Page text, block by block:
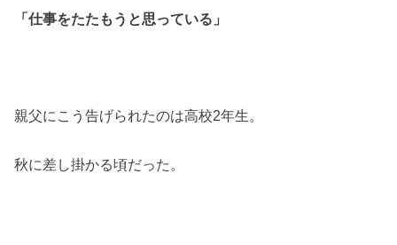
「仕事をたたもうと思っている」
親父にこう告げられたのは高校2年生。
秋に差し掛かる頃だった。